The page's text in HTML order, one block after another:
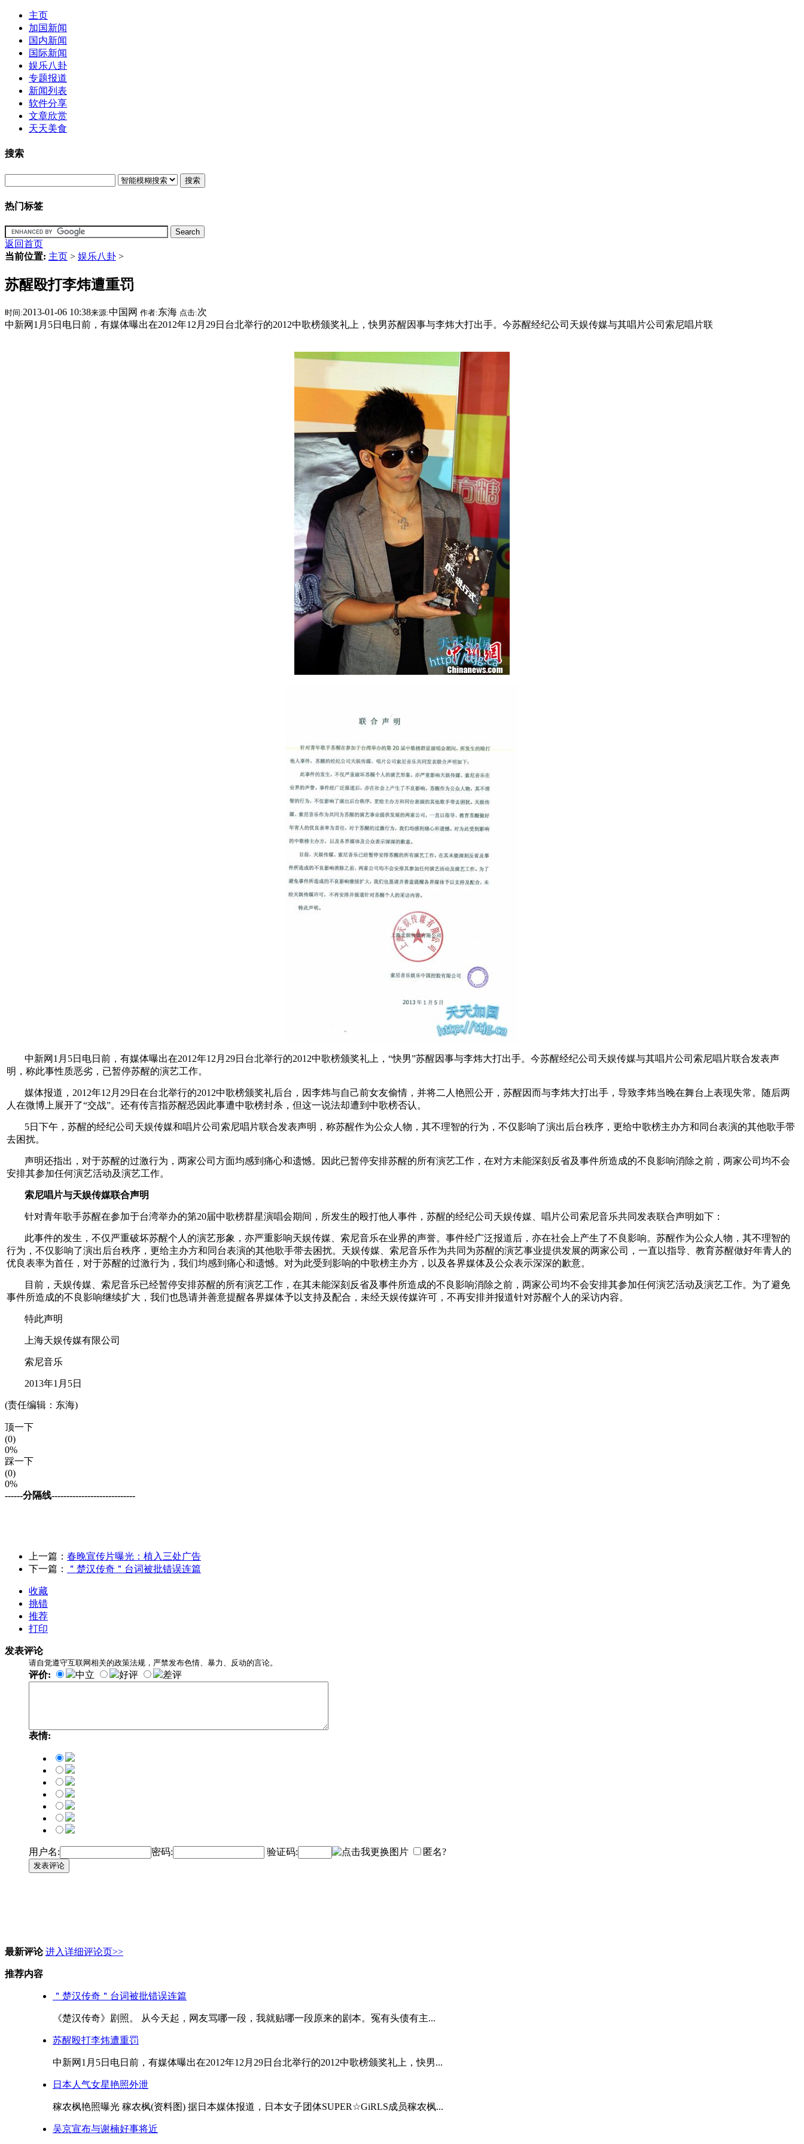
主页
加国新闻
国内新闻
国际新闻
娱乐八卦
专题报道
新闻列表
软件分享
文章欣赏
天天美食
搜索
搜索
热门标签
返回首页
当前位置: 主页 > 娱乐八卦 >
苏醒殴打李炜遭重罚
时间:2013-01-06 10:38来源:中国网 作者:东海 点击:次
中新网1月5日电日前，有媒体曝出在2012年12月29日台北举行的2012中歌榜颁奖礼上，快男苏醒因事与李炜大打出手。今苏醒经纪公司天娱传媒与其唱片公司索尼唱片联
中新网1月5日电日前，有媒体曝出在2012年12月29日台北举行的2012中歌榜颁奖礼上，“快男”苏醒因事与李炜大打出手。今苏醒经纪公司天娱传媒与其唱片公司索尼唱片联合发表声
明，称此事性质恶劣，已暂停苏醒的演艺工作。
媒体报道，2012年12月29日在台北举行的2012中歌榜颁奖礼后台，因李炜与自己前女友偷情，并将二人艳照公开，苏醒因而与李炜大打出手，导致李炜当晚在舞台上表现失常。随后两
人在微博上展开了“交战”。还有传言指苏醒恐因此事遭中歌榜封杀，但这一说法却遭到中歌榜否认。
5日下午，苏醒的经纪公司天娱传媒和唱片公司索尼唱片联合发表声明，称苏醒作为公众人物，其不理智的行为，不仅影响了演出后台秩序，更给中歌榜主办方和同台表演的其他歌手带
去困扰。
声明还指出，对于苏醒的过激行为，两家公司方面均感到痛心和遗憾。因此已暂停安排苏醒的所有演艺工作，在对方未能深刻反省及事件所造成的不良影响消除之前，两家公司均不会
安排其参加任何演艺活动及演艺工作。
索尼唱片与天娱传媒联合声明
针对青年歌手苏醒在参加于台湾举办的第20届中歌榜群星演唱会期间，所发生的殴打他人事件，苏醒的经纪公司天娱传媒、唱片公司索尼音乐共同发表联合声明如下：
此事件的发生，不仅严重破坏苏醒个人的演艺形象，亦严重影响天娱传媒、索尼音乐在业界的声誉。事件经广泛报道后，亦在社会上产生了不良影响。苏醒作为公众人物，其不理智的
行为，不仅影响了演出后台秩序，更给主办方和同台表演的其他歌手带去困扰。天娱传媒、索尼音乐作为共同为苏醒的演艺事业提供发展的两家公司，一直以指导、教育苏醒做好年青人的
优良表率为首任，对于苏醒的过激行为，我们均感到痛心和遗憾。对为此受到影响的中歌榜主办方，以及各界媒体及公众表示深深的歉意。
目前，天娱传媒、索尼音乐已经暂停安排苏醒的所有演艺工作，在其未能深刻反省及事件所造成的不良影响消除之前，两家公司均不会安排其参加任何演艺活动及演艺工作。为了避免
事件所造成的不良影响继续扩大，我们也恳请并善意提醒各界媒体予以支持及配合，未经天娱传媒许可，不再安排并报道针对苏醒个人的采访内容。
特此声明
上海天娱传媒有限公司
索尼音乐
2013年1月5日
(责任编辑：东海)
顶一下
(0)
0%
踩一下
(0)
0%
------分隔线----------------------------
上一篇： 春晚宣传片曝光：植入三处广告
下一篇：
＂楚汉传奇＂台词被批错误连篇
收藏
挑错
推荐
打印
发表评论
请自觉遵守互联网相关的政策法规，严禁发布色情、暴力、反动的言论。
评价: 中立 好评 差评
表情:
用户名: 密码: 验证码: 匿名?
发表评论
最新评论 进入详细评论页>>
推荐内容
＂楚汉传奇＂台词被批错误连篇
《楚汉传奇》剧照。 从今天起，网友骂哪一段，我就贴哪一段原来的剧本。冤有头债有主...
苏醒殴打李炜遭重罚
中新网1月5日电日前，有媒体曝出在2012年12月29日台北举行的2012中歌榜颁奖礼上，快男...
日本人气女星艳照外泄
稼农枫艳照曝光 稼农枫(资料图) 据日本媒体报道，日本女子团体SUPER☆GiRLS成员稼农枫...
吴京宣布与谢楠好事将近